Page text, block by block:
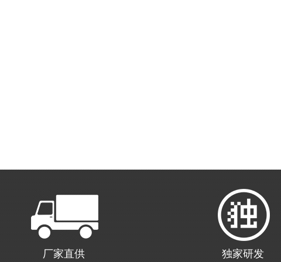
厂家直供 独家研发